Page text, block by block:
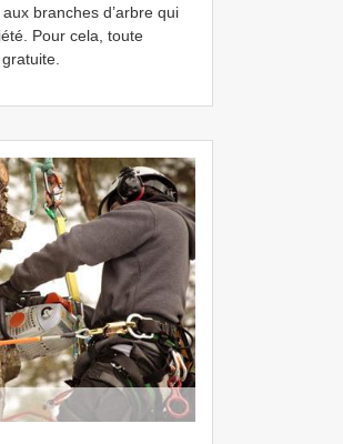
branches d’arbre qui
Pour cela, toute